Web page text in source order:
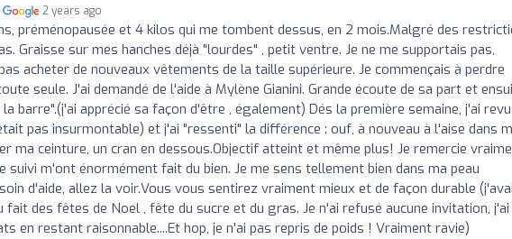
2 years ago
préménopausée et 4 kilos qui me tombent dessus, en 2 mois.Malgré des
Graisse sur mes hanches déjà "lourdes" , petit ventre. Je ne me supportais pas,
acheter de nouveaux vêtements de la taille supérieure. Je commençais à perdre
seule. J'ai demandé de l'aide à Mylène Gianini. Grande écoute de sa part et
barre".(j'ai apprécié sa façon d'être , également) Dés la première semaine, j'ai
pas insurmontable) et j'ai "ressenti" la différence : ouf, à nouveau à l'aise dans
ma ceinture, un cran en dessous.Objectif atteint et même plus! Je remercie
suivi m'ont énormément fait du bien. Je me sens tellement bien dans ma peau
d'aide, allez la voir.Vous vous sentirez vraiment mieux et de façon durable
fait des fêtes de Noel , fête du sucre et du gras. Je n'ai refusé aucune invitation, j'ai
en restant raisonnable....Et hop, je n'ai pas repris de poids ! Vraiment ravie)